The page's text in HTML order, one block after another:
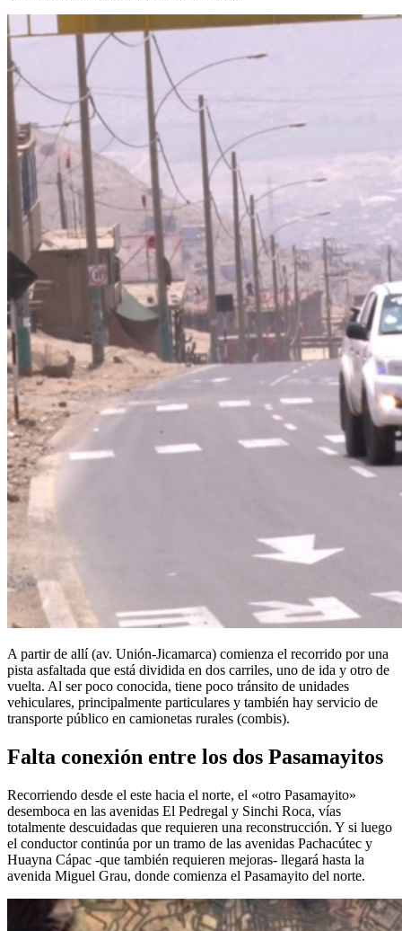
A partir de allí (av. Unión-Jicamarca) comienza el recorrido por una
pista asfaltada que está dividida en dos carriles, uno de ida y otro de
vuelta. Al ser poco conocida, tiene poco tránsito de unidades
vehiculares, principalmente particulares y también hay servicio de
transporte público en camionetas rurales (combis).
Falta conexión entre los dos Pasamayitos
Recorriendo desde el este hacia el norte, el «otro Pasamayito»
desemboca en las avenidas El Pedregal y Sinchi Roca, vías
totalmente descuidadas que requieren una reconstrucción. Y si luego
el conductor continúa por un tramo de las avenidas Pachacútec y
Huayna Cápac -que también requieren mejoras- llegará hasta la
avenida Miguel Grau, donde comienza el Pasamayito del norte.